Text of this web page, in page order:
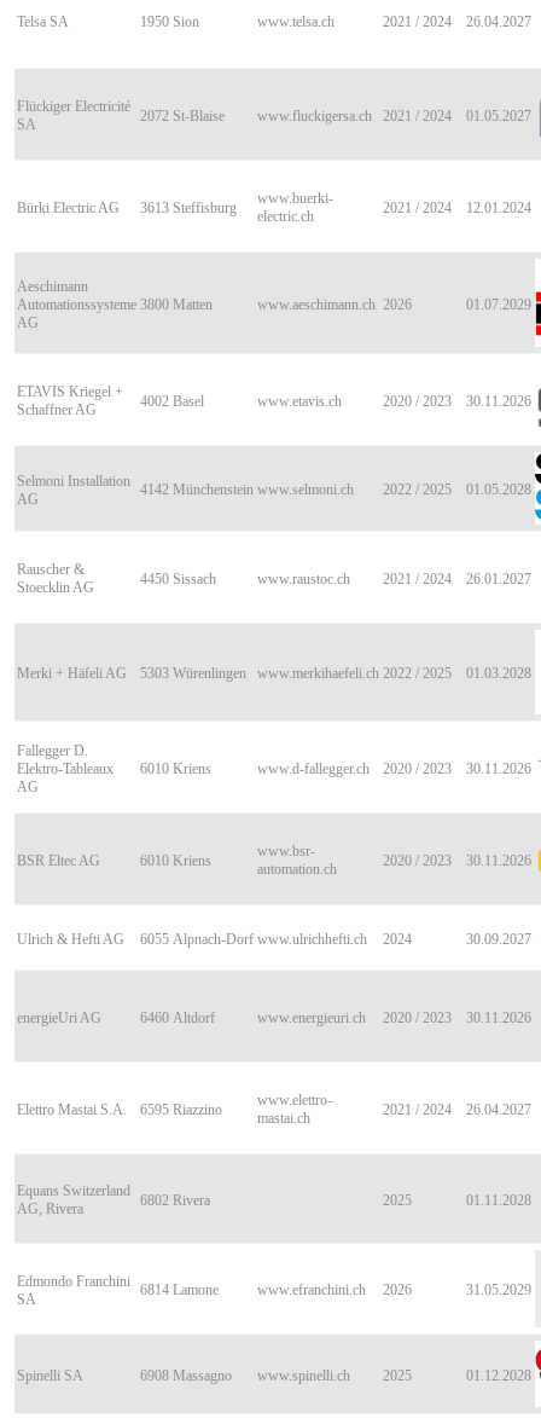
Telsa SA 1950 Sion www.telsa.ch 2021 / 2024 26.04.2027
Flückiger Electricité
SA
2072 St-Blaise www.fluckigersa.ch 2021 / 2024 01.05.2027
Bürki Electric AG 3613 Steffisburg
www.buerki-
electric.ch
2021 / 2024 12.01.2024
Aeschimann
Automationssysteme
AG
3800 Matten www.aeschimann.ch 2026 01.07.2029
ETAVIS Kriegel +
Schaffner AG
4002 Basel www.etavis.ch 2020 / 2023 30.11.2026
Selmoni Installation
AG
4142 Münchenstein www.selmoni.ch 2022 / 2025 01.05.2028
Rauscher &
Stoecklin AG
4450 Sissach www.raustoc.ch 2021 / 2024 26.01.2027
Merki + Häfeli AG 5303 Würenlingen www.merkihaefeli.ch 2022 / 2025 01.03.2028
Fallegger D.
Elektro-Tableaux
AG
6010 Kriens www.d-fallegger.ch 2020 / 2023 30.11.2026
BSR Eltec AG 6010 Kriens
www.bsr-
automation.ch
2020 / 2023 30.11.2026
Ulrich & Hefti AG 6055 Alpnach-Dorf www.ulrichhefti.ch 2024 30.09.2027
energieUri AG 6460 Altdorf www.energieuri.ch 2020 / 2023 30.11.2026
Elettro Mastai S.A. 6595 Riazzino
www.elettro-
mastai.ch
2021 / 2024 26.04.2027
Equans Switzerland
AG, Rivera
6802 Rivera 2025 01.11.2028
Edmondo Franchini
SA
6814 Lamone www.efranchini.ch 2026 31.05.2029
Spinelli SA 6908 Massagno www.spinelli.ch 2025 01.12.2028